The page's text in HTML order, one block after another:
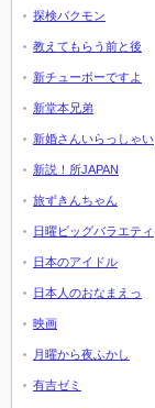
探検バクモン
教えてもらう前と後
新チューボーですよ
新堂本兄弟
新婚さんいらっしゃい
新説！所JAPAN
旅ずきんちゃん
日曜ビッグバラエティ
日本のアイドル
日本人のおなまえっ
映画
月曜から夜ふかし
有吉ゼミ